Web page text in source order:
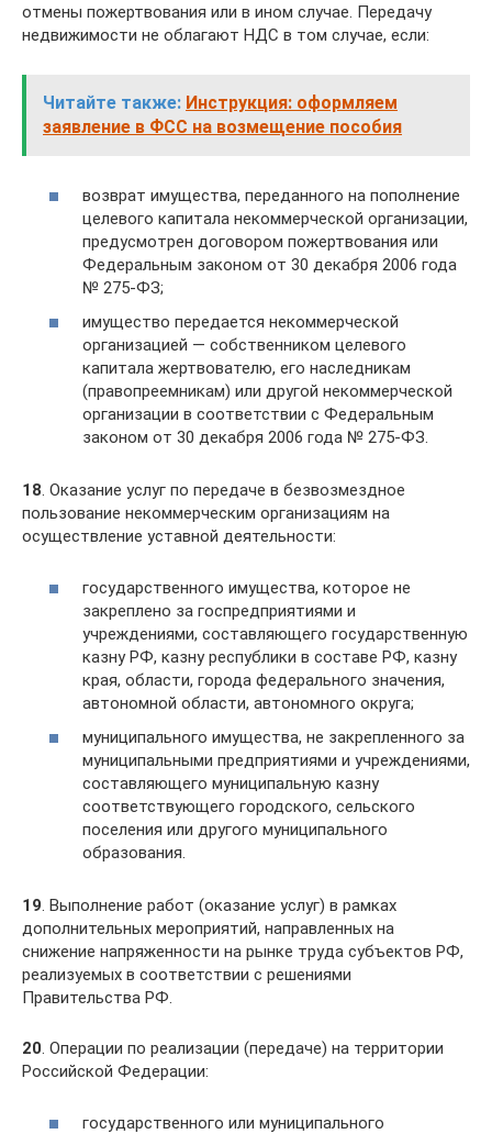
отмены пожертвования или в ином случае. Передачу
недвижимости не облагают НДС в том случае, если:
Читайте также: Инструкция: оформляем
заявление в ФСС на возмещение пособия
возврат имущества, переданного на пополнение
целевого капитала некоммерческой организации,
предусмотрен договором пожертвования или
Федеральным законом от 30 декабря 2006 года
№ 275-ФЗ;
имущество передается некоммерческой
организацией — собственником целевого
капитала жертвователю, его наследникам
(правопреемникам) или другой некоммерческой
организации в соответствии с Федеральным
законом от 30 декабря 2006 года № 275-ФЗ.
18. Оказание услуг по передаче в безвозмездное
пользование некоммерческим организациям на
осуществление уставной деятельности:
государственного имущества, которое не
закреплено за госпредприятиями и
учреждениями, составляющего государственную
казну РФ, казну республики в составе РФ, казну
края, области, города федерального значения,
автономной области, автономного округа;
муниципального имущества, не закрепленного за
муниципальными предприятиями и учреждениями,
составляющего муниципальную казну
соответствующего городского, сельского
поселения или другого муниципального
образования.
19. Выполнение работ (оказание услуг) в рамках
дополнительных мероприятий, направленных на
снижение напряженности на рынке труда субъектов РФ,
реализуемых в соответствии с решениями
Правительства РФ.
20. Операции по реализации (передаче) на территории
Российской Федерации:
государственного или муниципального